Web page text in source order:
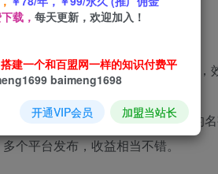
等等，这个赛道的特点就是观看高，
下集严重耽误自己的时间
频，我们只需要提供到一个电影的名
个平台发布，收益相当不错。
载， 每天更新，欢迎加入！
建一个和百盟网一样的知识付费平
baimeng1698
开通VIP会员 加盟当站长